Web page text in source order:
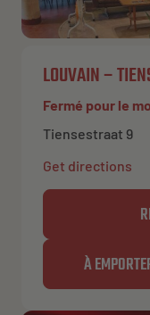
LOUVAIN –
Fermé pour le
Tiensestraat 9
Get directions
À